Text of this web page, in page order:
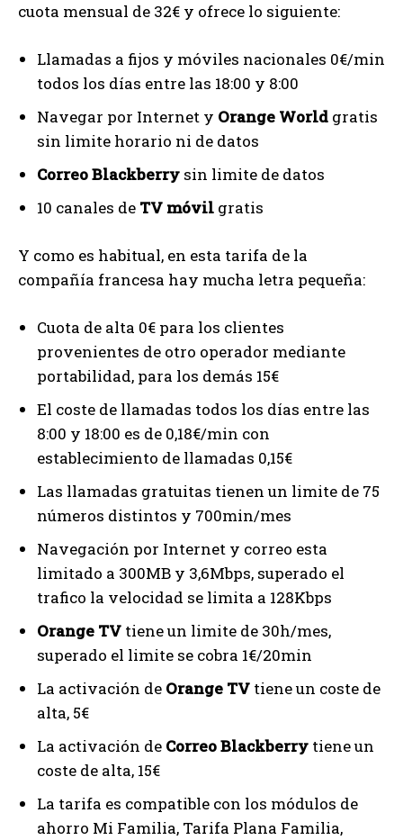
cuota mensual de 32€ y ofrece lo siguiente:
Llamadas a fijos y móviles nacionales 0€/min
todos los días entre las 18:00 y 8:00
Navegar por Internet y Orange World gratis
sin limite horario ni de datos
Correo Blackberry sin limite de datos
10 canales de TV móvil gratis
Y como es habitual, en esta tarifa de la
compañía francesa hay mucha letra pequeña:
Cuota de alta 0€ para los clientes
provenientes de otro operador mediante
portabilidad, para los demás 15€
El coste de llamadas todos los días entre las
8:00 y 18:00 es de 0,18€/min con
establecimiento de llamadas 0,15€
Las llamadas gratuitas tienen un limite de 75
números distintos y 700min/mes
Navegación por Internet y correo esta
limitado a 300MB y 3,6Mbps, superado el
trafico la velocidad se limita a 128Kbps
Orange TV tiene un limite de 30h/mes,
superado el limite se cobra 1€/20min
La activación de Orange TV tiene un coste de
alta, 5€
La activación de Correo Blackberry tiene un
coste de alta, 15€
La tarifa es compatible con los módulos de
ahorro Mi Familia, Tarifa Plana Familia,